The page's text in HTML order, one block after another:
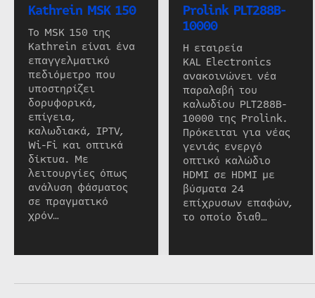
Kathrein MSK 150
Το MSK 150 της
Kathrein είναι ένα
επαγγελματικό
πεδιόμετρο που
υποστηρίζει
δορυφορικά,
επίγεια,
καλωδιακά, IPTV,
Wi-Fi και οπτικά
δίκτυα. Με
λειτουργίες όπως
ανάλυση φάσματος
σε πραγματικό
χρόν…
Prolink PLT288B-
10000
Η εταιρεία
KAL Electronics
ανακοινώνει νέα
παραλαβή του
καλωδίου PLT288B-
10000 της Prolink.
Πρόκειται για νέας
γενιάς ενεργό
οπτικό καλώδιο
HDMI σε HDMI με
βύσματα 24
επίχρυσων επαφών,
το οποίο διαθ…